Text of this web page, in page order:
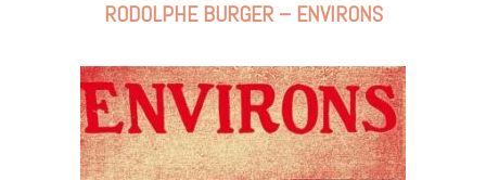
RODOLPHE BURGER – ENVIRONS